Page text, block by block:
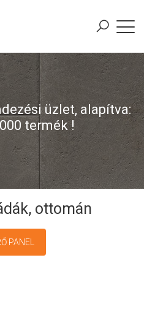
üzlet, alapítva:
termék !
ottomán
PANEL